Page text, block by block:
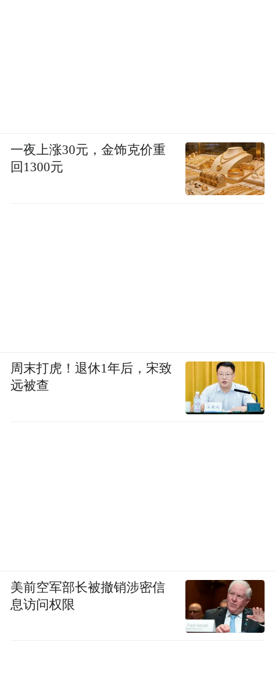
一夜上涨30元，金饰克价重
回1300元
周末打虎！退休1年后，宋致
远被查
美前空军部长被撤销涉密信
息访问权限